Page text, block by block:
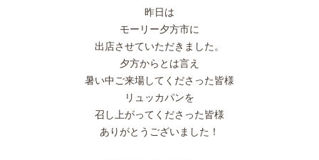
昨日は
モーリー夕方市に
出店させていただきました。
夕方からとは言え
暑い中ご来場してくださった皆様
リュッカパンを
召し上がってくださった皆様
ありがとうございました！